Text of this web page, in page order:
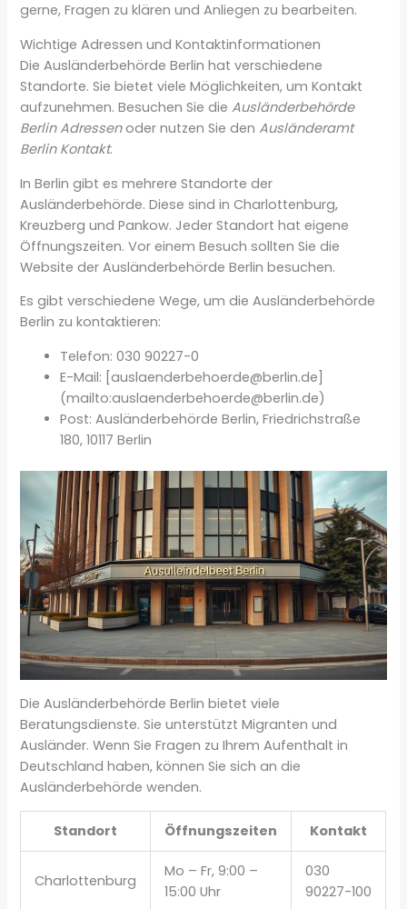
gerne, Fragen zu klären und Anliegen zu bearbeiten.
Wichtige Adressen und Kontaktinformationen
Die Ausländerbehörde Berlin hat verschiedene
Standorte. Sie bietet viele Möglichkeiten, um Kontakt
aufzunehmen. Besuchen Sie dieAusländerbehörde
Berlin Adressenoder nutzen Sie denAusländeramt
Berlin Kontakt.
In Berlin gibt es mehrere Standorte der
Ausländerbehörde. Diese sind in Charlottenburg,
Kreuzberg und Pankow. Jeder Standort hat eigene
Öffnungszeiten. Vor einem Besuch sollten Sie die
Website der Ausländerbehörde Berlin besuchen.
Es gibt verschiedene Wege, um die Ausländerbehörde
Berlin zu kontaktieren:
Telefon: 030 90227-0
E-Mail: [auslaenderbehoerde@berlin.de]
(mailto:auslaenderbehoerde@berlin.de)
Post: Ausländerbehörde Berlin, Friedrichstraße
180, 10117 Berlin
Die Ausländerbehörde Berlin bietet viele
Beratungsdienste. Sie unterstützt Migranten und
Ausländer. Wenn Sie Fragen zu Ihrem Aufenthalt in
Deutschland haben, können Sie sich an die
Ausländerbehörde wenden.
Standort Öffnungszeiten Kontakt
Charlottenburg
Mo – Fr, 9:00 –
15:00 Uhr
030
90227-100